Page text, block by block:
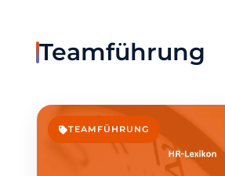
Teamführung
TEAMFÜHRUNG